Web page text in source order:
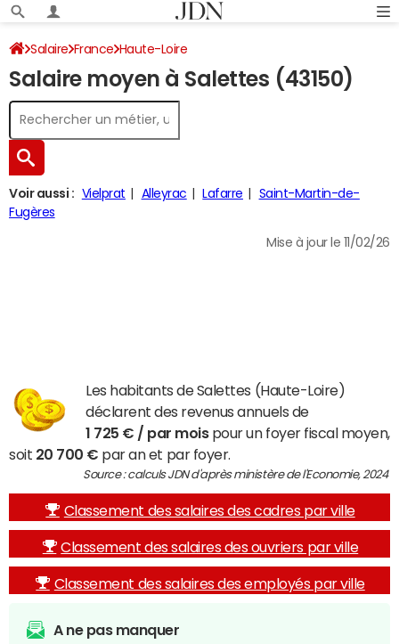
Salaire France Haute-Loire
Salaire moyen à Salettes (43150)
Voir aussi : Vielprat Alleyrac Lafarre
Saint-Martin-de-
Fugères
Mise à jour le 11/02/26
Les habitants de Salettes (Haute-Loire)
déclarent des revenus annuels de
1 725 € / par moispour un foyer fiscal moyen,
soit 20 700 € par an et par foyer.
Source : calculs JDN d'après ministère de l'Economie, 2024
Classement des salaires des cadres par ville
Classement des salaires des ouvriers par ville
Classement des salaires des employés par ville
A ne pas manquer